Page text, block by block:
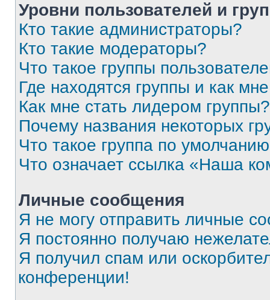
Уровни пользователей и
Кто такие администраторы?
Кто такие модераторы?
Что такое группы
Где находятся группы и как
Как мне стать лидером группы?
Почему названия некоторых
Что такое группа по
Что означает ссылка «Наша
Личные сообщения
Я не могу отправить личные
Я постоянно получаю
Я получил спам или
конференции!